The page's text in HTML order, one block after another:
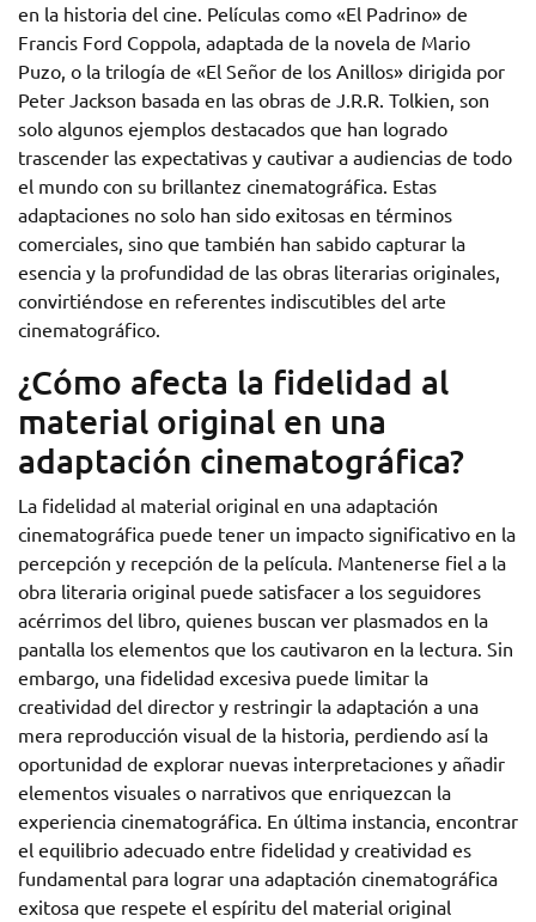
en la historia del cine. Películas como «El Padrino» de
Francis Ford Coppola, adaptada de la novela de Mario
Puzo, o la trilogía de «El Señor de los Anillos» dirigida por
Peter Jackson basada en las obras de J.R.R. Tolkien, son
solo algunos ejemplos destacados que han logrado
trascender las expectativas y cautivar a audiencias de todo
el mundo con su brillantez cinematográfica. Estas
adaptaciones no solo han sido exitosas en términos
comerciales, sino que también han sabido capturar la
esencia y la profundidad de las obras literarias originales,
convirtiéndose en referentes indiscutibles del arte
cinematográfico.
¿Cómo afecta la fidelidad al
material original en una
adaptación cinematográfica?
La fidelidad al material original en una adaptación
cinematográfica puede tener un impacto significativo en la
percepción y recepción de la película. Mantenerse fiel a la
obra literaria original puede satisfacer a los seguidores
acérrimos del libro, quienes buscan ver plasmados en la
pantalla los elementos que los cautivaron en la lectura. Sin
embargo, una fidelidad excesiva puede limitar la
creatividad del director y restringir la adaptación a una
mera reproducción visual de la historia, perdiendo así la
oportunidad de explorar nuevas interpretaciones y añadir
elementos visuales o narrativos que enriquezcan la
experiencia cinematográfica. En última instancia, encontrar
el equilibrio adecuado entre fidelidad y creatividad es
fundamental para lograr una adaptación cinematográfica
exitosa que respete el espíritu del material original